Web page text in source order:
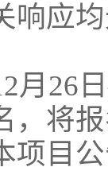
响应
月26
将报
项目